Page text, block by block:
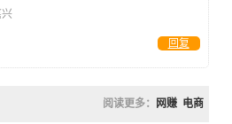
兴
回复
阅读更多： 网赚 电商